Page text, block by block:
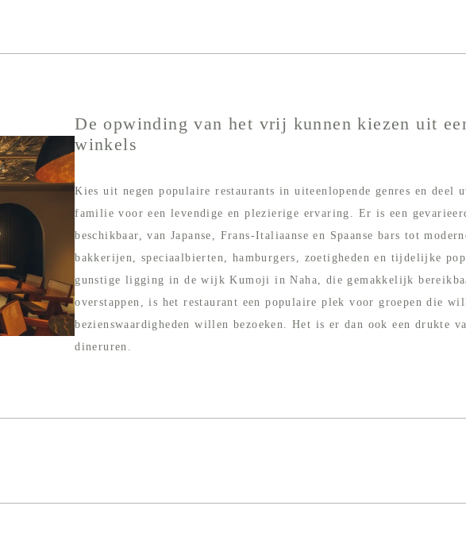
De opwinding van het vrij kunnen kiezen uit
winkels
Kies uit negen populaire restaurants in uiteenlopende genres en deel
familie voor een levendige en plezierige ervaring. Er is een
beschikbaar, van Japanse, Frans-Italiaanse en Spaanse bars tot
bakkerijen, speciaalbierten, hamburgers, zoetigheden en tijdelijke
gunstige ligging in de wijk Kumoji in Naha, die gemakkelijk
overstappen, is het restaurant een populaire plek voor groepen die
bezienswaardigheden willen bezoeken. Het is er dan ook een drukte
dineruren.